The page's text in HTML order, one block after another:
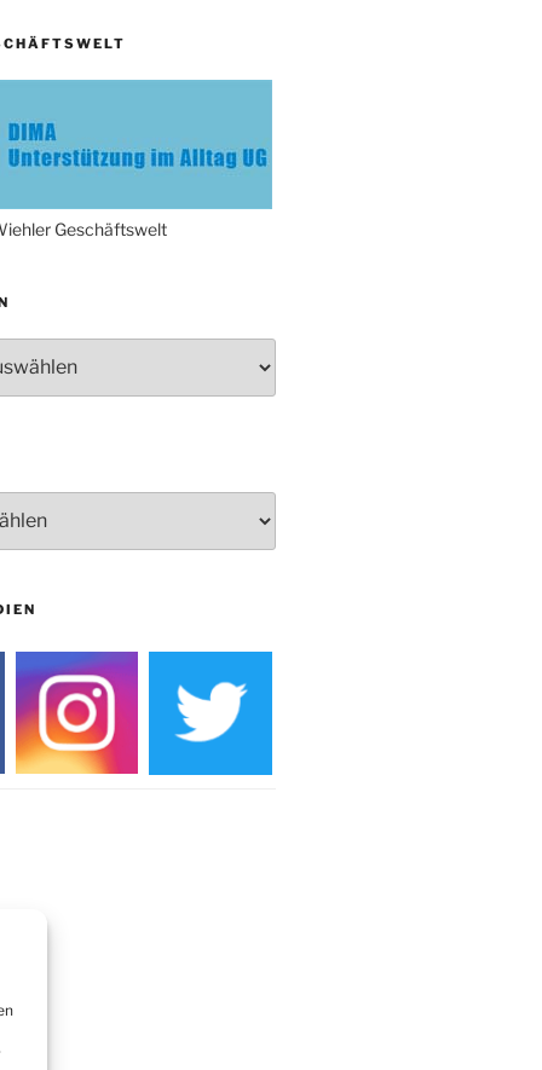
der Tollitäten
Bielsteiner Männerchor
am Ehrenmal
an der
Frauenchor
im Ev. Gemeindehaus
Burghaus
rund um die
Geschäftswelt